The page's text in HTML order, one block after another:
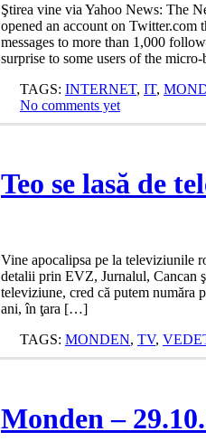
Ştirea vine via Yahoo News: The
opened an account on Twitter.com
messages to more than 1,000
surprise to some users of the
TAGS: INTERNET, IT,
No comments yet
Teo se lasă de
Vine apocalipsa pe la televiziunile
detalii prin EVZ, Jurnalul, Cancan
televiziune, cred că putem număra
ani, în ţara […]
TAGS: MONDEN, TV,
Monden –